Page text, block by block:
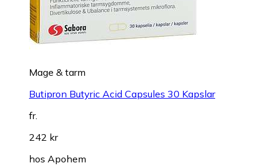
Mage & tarm
Butipron Butyric Acid Capsules 30 Kapslar
fr.
242 kr
hos Apohem